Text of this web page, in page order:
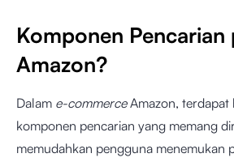
Komponen Pencarian
Amazon?
Dalam e-commerceAmazon, terdapat
komponen pencarian yang memang
memudahkan pengguna menemukan